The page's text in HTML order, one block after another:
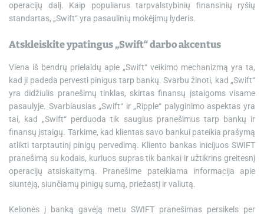
operacijų dalį. Kaip populiarus tarpvalstybinių finansinių ryšių
standartas, „Swift“ yra pasaulinių mokėjimų lyderis.
Atskleiskite ypatingus „Swift“ darbo akcentus
Viena iš bendrų prielaidų apie „Swift“ veikimo mechanizmą yra ta,
kad ji padeda pervesti pinigus tarp bankų. Svarbu žinoti, kad „Swift“
yra didžiulis pranešimų tinklas, skirtas finansų įstaigoms visame
pasaulyje. Svarbiausias „Swift“ ir „Ripple“ palyginimo aspektas yra
tai, kad „Swift“ perduoda tik saugius pranešimus tarp bankų ir
finansų įstaigų. Tarkime, kad klientas savo bankui pateikia prašymą
atlikti tarptautinį pinigų pervedimą. Kliento bankas inicijuos SWIFT
pranešimą su kodais, kuriuos supras tik bankai ir užtikrins greitesnį
operacijų atsiskaitymą. Pranešime pateikiama informacija apie
siuntėją, siunčiamų pinigų sumą, priežastį ir valiutą.
Kelionės į banką gavėją metu SWIFT pranešimas persikels per